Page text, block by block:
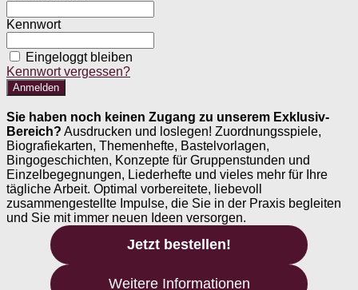
Kennwort
Eingeloggt bleiben
Kennwort vergessen?
Sie haben noch keinen Zugang zu unserem Exklusiv-
Bereich? Ausdrucken und loslegen! Zuordnungsspiele,
Biografiekarten, Themenhefte, Bastelvorlagen,
Bingogeschichten, Konzepte für Gruppenstunden und
Einzelbegegnungen, Liederhefte und vieles mehr für Ihre
tägliche Arbeit. Optimal vorbereitete, liebevoll
zusammengestellte Impulse, die Sie in der Praxis begleiten
und Sie mit immer neuen Ideen versorgen.
Jetzt bestellen!
Weitere Informationen